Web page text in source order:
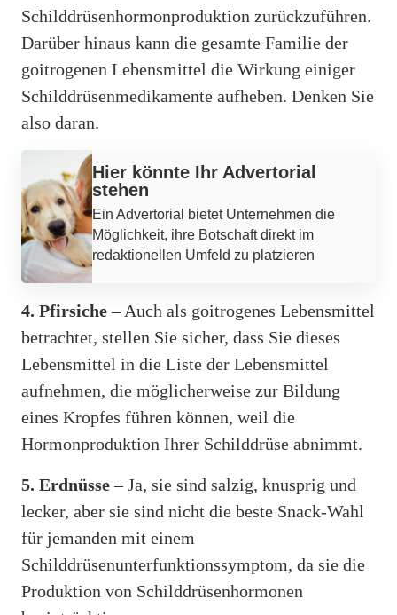
Schilddrüsenhormonproduktion zurückzuführen.
Darüber hinaus kann die gesamte Familie der
goitrogenen Lebensmittel die Wirkung einiger
Schilddrüsenmedikamente aufheben. Denken Sie
also daran.
Hier könnte Ihr Advertorial
stehen
Ein Advertorial bietet Unternehmen die
Möglichkeit, ihre Botschaft direkt im
redaktionellen Umfeld zu platzieren
4. Pfirsiche– Auch als goitrogenes Lebensmittel
betrachtet, stellen Sie sicher, dass Sie dieses
Lebensmittel in die Liste der Lebensmittel
aufnehmen, die möglicherweise zur Bildung
eines Kropfes führen können, weil die
Hormonproduktion Ihrer Schilddrüse abnimmt.
5. Erdnüsse– Ja, sie sind salzig, knusprig und
lecker, aber sie sind nicht die beste Snack-Wahl
für jemanden mit einem
Schilddrüsenunterfunktionssymptom, da sie die
Produktion von Schilddrüsenhormonen